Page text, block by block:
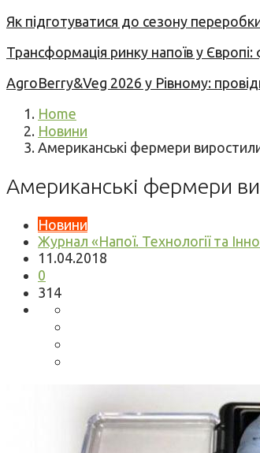
Як підготуватися до сезону
Трансформація ринку напоїв у
AgroBerry&Veg 2026 у Рівному:
Home
Новини
Американські фермери
Американські фермери
Новини
Журнал «Напої. Технології та
11.04.2018
0
314